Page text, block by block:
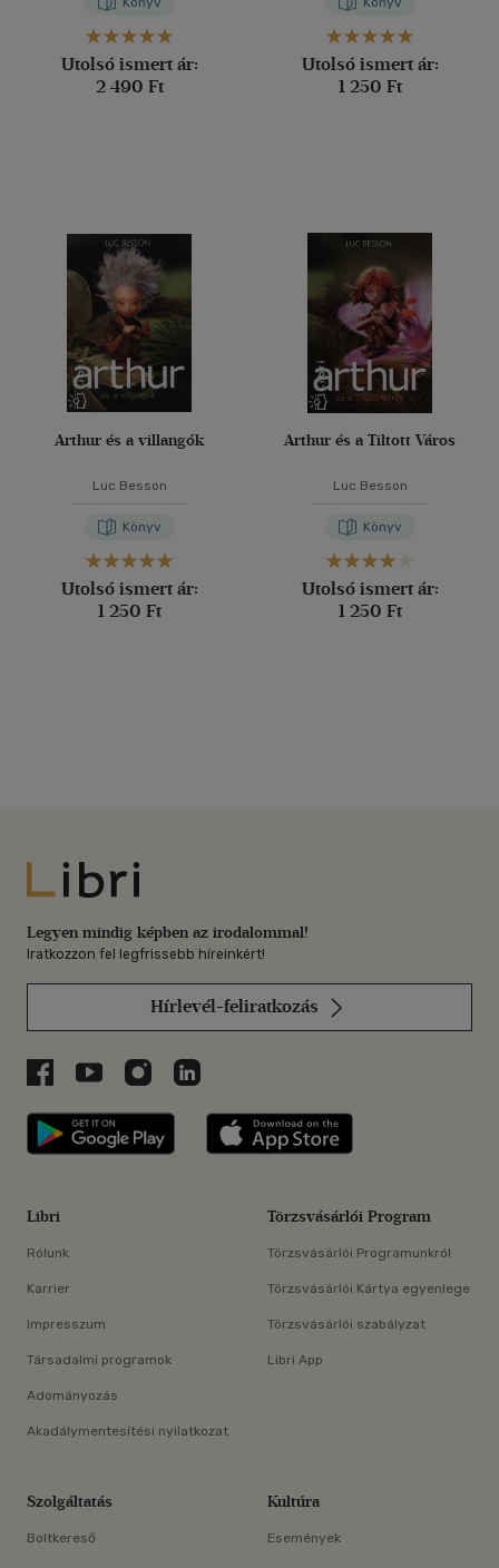
Utolsó ismert ár:
2 490 Ft
Utolsó ismert ár:
1 250 Ft
Arthur és a villangók
Luc Besson
Könyv
Utolsó ismert ár:
1 250 Ft
Arthur és a Tiltott Város
Luc Besson
Könyv
Utolsó ismert ár:
1 250 Ft
Libri
Legyen mindig képben az irodalommal!
Iratkozzon fel legfrissebb híreinkért!
Hírlevél-feliratkozás
Libri a Facebookon
Libri a Youtube-on
Libri az Instagramon
Libri a LinkedInen
Libri applikáció Szerezd meg: Google
Libri
Rólunk
Karrier
Impresszum
Társadalmi programok
Adományozás
Akadálymentesítési nyilatkozat
Törzsvásárlói Program
Törzsvásárlói Programunkról
Törzsvásárlói Kártya egyenlege
Törzsvásárlói szabályzat
Libri App
Szolgáltatás
Boltkereső
Kultúra
Események